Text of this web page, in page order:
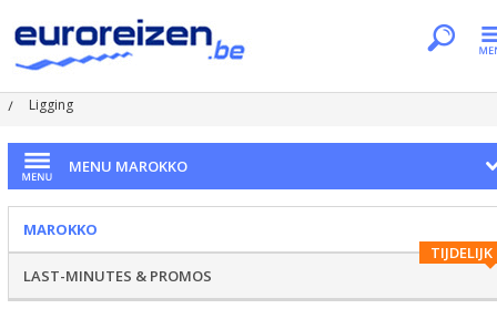
Ligging
MENU MAROKKO
MAROKKO
TIJDELIJK
LAST-MINUTES & PROMOS